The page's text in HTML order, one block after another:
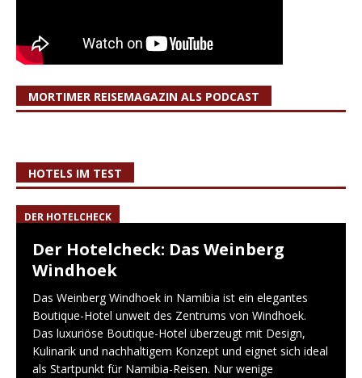
MORTIMER REISEMAGAZIN ALS PODCAST
HOTELS IM TEST
DER HOTELCHECK
Der Hotelcheck: Das Weinberg
Windhoek
Das Weinberg Windhoek in Namibia ist ein elegantes
Boutique-Hotel unweit des Zentrums von Windhoek.
Das luxuriöse Boutique-Hotel überzeugt mit Design,
Kulinarik und nachhaltigem Konzept und eignet sich ideal
als Startpunkt für Namibia-Reisen. Nur wenige